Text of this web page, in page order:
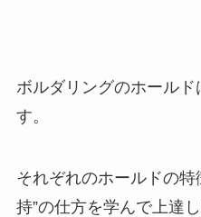
ボルダリングのホール
す。
それぞれのホールドの特
持”の仕方を学んで上達